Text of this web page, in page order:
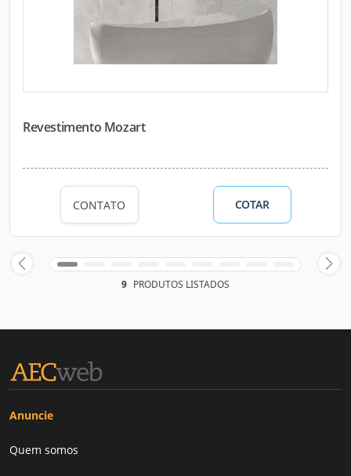
Revestimento Mozart
CONTATO COTAR
9 PRODUTOS LISTADOS
Anuncie
Quem somos